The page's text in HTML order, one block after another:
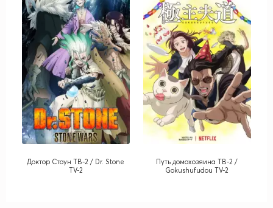
Доктор Стоун ТВ-2 / Dr. Stone
TV-2
Путь домохозяина ТВ-2 /
Gokushufudou TV-2